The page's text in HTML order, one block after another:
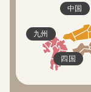
四国
中国
九州